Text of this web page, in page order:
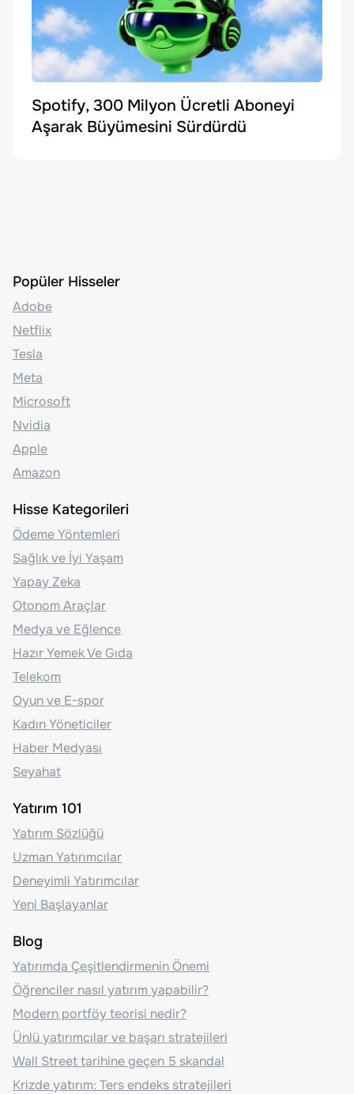
Spotify, 300 Milyon Ücretli Aboneyi
Aşarak Büyümesini Sürdürdü
Popüler Hisseler
Adobe
Netflix
Tesla
Meta
Microsoft
Nvidia
Apple
Amazon
Hisse Kategorileri
Ödeme Yöntemleri
Sağlık ve İyi Yaşam
Yapay Zeka
Otonom Araçlar
Medya ve Eğlence
Hazır Yemek Ve Gıda
Telekom
Oyun ve E-spor
Kadın Yöneticiler
Haber Medyası
Seyahat
Yatırım 101
Yatırım Sözlüğü
Uzman Yatırımcılar
Deneyimli Yatırımcılar
Yeni Başlayanlar
Blog
Yatırımda Çeşitlendirmenin Önemi
Öğrenciler nasıl yatırım yapabilir?
Modern portföy teorisi nedir?
Ünlü yatırımcılar ve başarı stratejileri
Wall Street tarihine geçen 5 skandal
Krizde yatırım: Ters endeks stratejileri